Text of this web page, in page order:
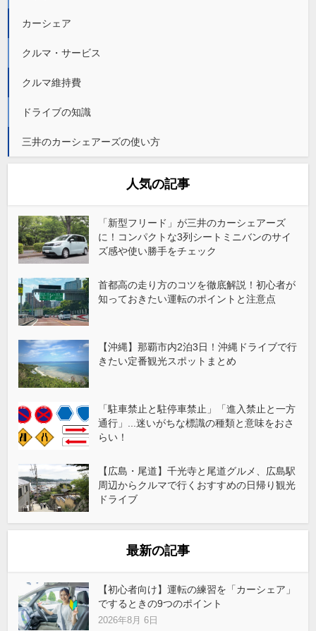
カーシェア
クルマ・サービス
クルマ維持費
ドライブの知識
三井のカーシェアーズの使い方
人気の記事
「新型フリード」が三井のカーシェアーズ
に！コンパクトな3列シートミニバンのサイ
ズ感や使い勝手をチェック
首都高の走り方のコツを徹底解説！初心者が
知っておきたい運転のポイントと注意点
【沖縄】那覇市内2泊3日！沖縄ドライブで行
きたい定番観光スポットまとめ
「駐車禁止と駐停車禁止」「進入禁止と一方
通行」...迷いがちな標識の種類と意味をおさ
らい！
【広島・尾道】千光寺と尾道グルメ、広島駅
周辺からクルマで行くおすすめの日帰り観光
ドライブ
最新の記事
【初心者向け】運転の練習を「カーシェア」
でするときの9つのポイント
2026年8月 6日